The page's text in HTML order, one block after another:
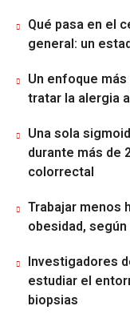
Qué pasa en el
general: un
Un enfoque
tratar la alergia
Una sola
durante más de
colorrectal
Trabajar menos
obesidad,
Investigadores
estudiar el
biopsias